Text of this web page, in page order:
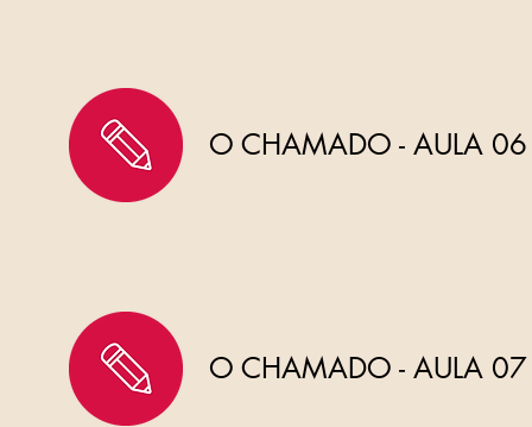
O CHAMADO - AULA 06
O CHAMADO - AULA 07